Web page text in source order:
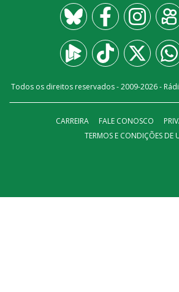
Todos os direitos reservados - 2009-2026-
CARREIRA FALE CONOSCO
TERMOS E CONDIÇÕES DE